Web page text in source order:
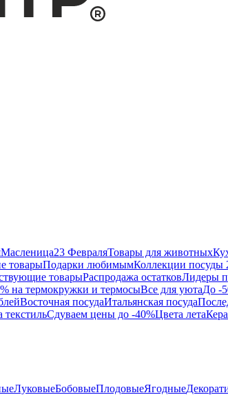
Масленица23 ФевраляТовары для животных
товарыПодарки любимымКоллекции посуды
товарыРаспродажа остатковЛидеры
на термокружки и термосыВсе для уютаДо -
Восточная посудаИтальянская посуда
текстильСдуваем цены до -40%Цвета лета
ЛуковыеБобовыеПлодовыеЯгодные